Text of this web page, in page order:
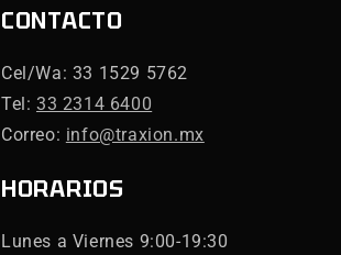
CONTACTO
Cel/Wa: 33 1529 5762
Tel: 33 2314 6400
Correo: info@traxion.mx
HORARIOS
Lunes a Viernes 9:00-19:30